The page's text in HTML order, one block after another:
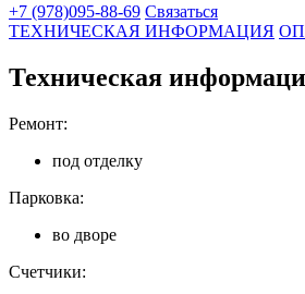
+7 (978)095-88-69 Связаться
ТЕХНИЧЕСКАЯ ИНФОРМАЦИЯ
Техническая
Ремонт:
под отделку
Парковка:
во дворе
Счетчики: